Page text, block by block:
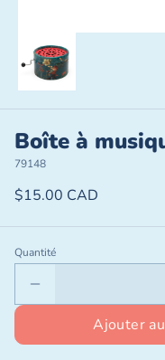
Boîte à
79148
$15.00 CAD
Quantité